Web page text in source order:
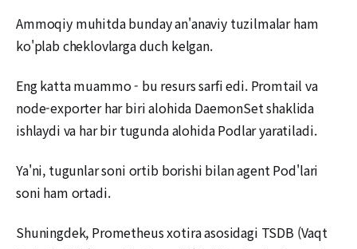
Ammoqiy muhitda bunday an'anaviy tuzilmalar ham
ko'plab cheklovlarga duch kelgan.
Eng katta muammo - bu resurs sarfi edi. Promtail va
node-exporter har biri alohida DaemonSet shaklida
ishlaydi va har bir tugunda alohida Podlar yaratiladi.
Ya'ni, tugunlar soni ortib borishi bilan agent Pod'lari
soni ham ortadi.
Shuningdek, Prometheus xotira asosidagi TSDB (Vaqt